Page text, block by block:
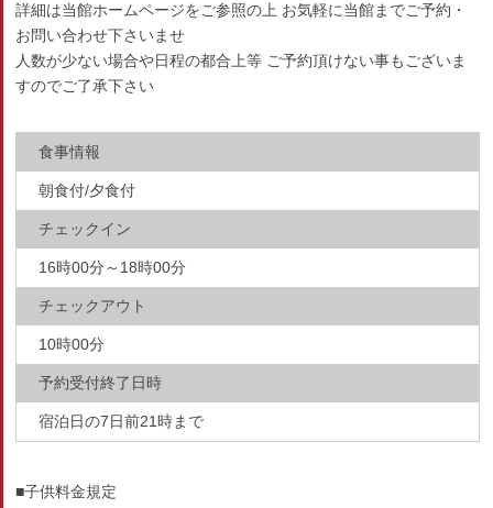
詳細は当館ホームページをご参照の上 お気軽に当館までご予約・
お問い合わせ下さいませ
人数が少ない場合や日程の都合上等 ご予約頂けない事もございま
すのでご了承下さい
食事情報
朝食付/夕食付
チェックイン
16時00分～18時00分
チェックアウト
10時00分
予約受付終了日時
宿泊日の7日前21時まで
■子供料金規定